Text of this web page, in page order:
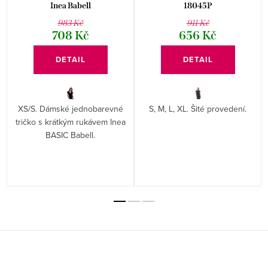
Inea Babell
983 Kč
708 Kč
DETAIL
XS/S. Dámské jednobarevné
tričko s krátkým rukávem Inea
BASIC Babell.
18045P
911 Kč
656 Kč
DETAIL
S, M, L, XL. Šité provedení.